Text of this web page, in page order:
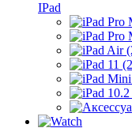
IPad